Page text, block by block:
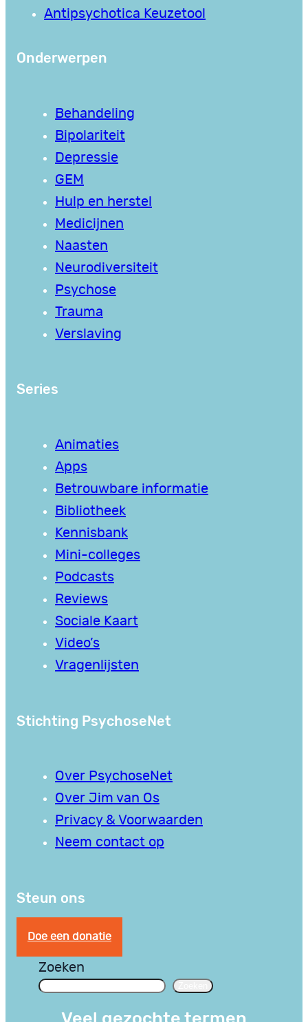
Antipsychotica Keuzetool
Onderwerpen
Behandeling
Bipolariteit
Depressie
GEM
Hulp en herstel
Medicijnen
Naasten
Neurodiversiteit
Psychose
Trauma
Verslaving
Series
Animaties
Apps
Betrouwbare informatie
Bibliotheek
Kennisbank
Mini-colleges
Podcasts
Reviews
Sociale Kaart
Video’s
Vragenlijsten
Stichting PsychoseNet
Over PsychoseNet
Over Jim van Os
Privacy & Voorwaarden
Neem contact op
Steun ons
Doe een donatie
Zoeken